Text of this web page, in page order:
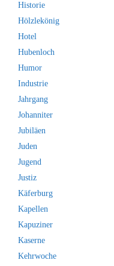
Historie
Hölzlekönig
Hotel
Hubenloch
Humor
Industrie
Jahrgang
Johanniter
Jubiläen
Juden
Jugend
Justiz
Käferburg
Kapellen
Kapuziner
Kaserne
Kehrwoche